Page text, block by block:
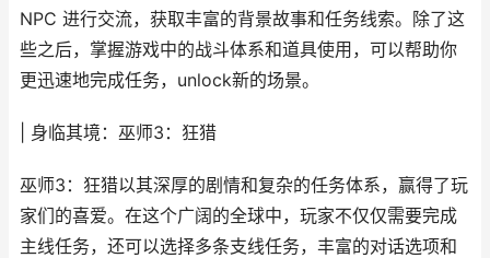
NPC 进行交流，获取丰富的背景故事和任务线索。除了这
些之后，掌握游戏中的战斗体系和道具使用，可以帮助你
更迅速地完成任务，unlock新的场景。
| 身临其境：巫师3：狂猎
巫师3：狂猎以其深厚的剧情和复杂的任务体系，赢得了玩
家们的喜爱。在这个广阔的全球中，玩家不仅仅需要完成
主线任务，还可以选择多条支线任务，丰富的对话选项和